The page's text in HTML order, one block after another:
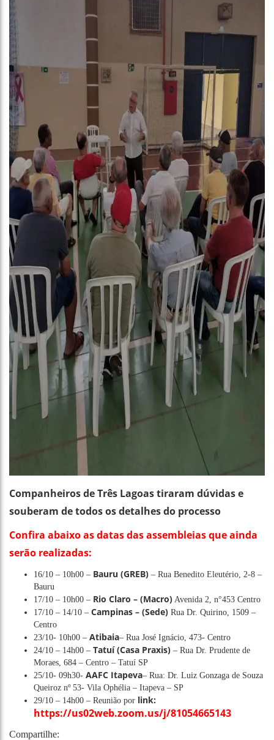
Companheiros de Três Lagoas tiraram dúvidas e
souberam de todos os detalhes do processo
Confira abaixo as datas das assembleias que ainda
serão realizadas:
16/10 – 10h00 – Bauru (GREB) – Rua Benedito Eleutério, 2-8 –
Bauru
17/10 – 10h00 – Rio Claro – (Macro) Avenida 2, n°453 Centro
17/10 – 14/10 – Campinas – (Sede) Rua Dr. Quirino, 1509 –
Centro
23/10- 10h00 – Atibaia– Rua José Ignácio, 473- Centro
24/10 – 14h00 – Tatuí (Casa Praxis) – Rua Dr. Prudente de
Moraes, 684 – Centro – Tatuí SP
25/10- 09h30- AAFC Itapeva– Rua: Dr. Luiz Gonzaga de Souza
Queiroz nº 53- Vila Ophélia – Itapeva – SP
29/10 – 14h00 – Reunião por link:
https://us02web.zoom.us/j/81054665143
Compartilhe: